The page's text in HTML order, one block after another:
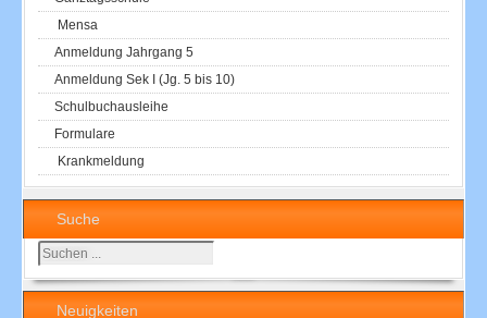
Mensa
Anmeldung Jahrgang 5
Anmeldung Sek I (Jg. 5 bis 10)
Schulbuchausleihe
Formulare
Krankmeldung
Suche
Suchen
...
Neuigkeiten